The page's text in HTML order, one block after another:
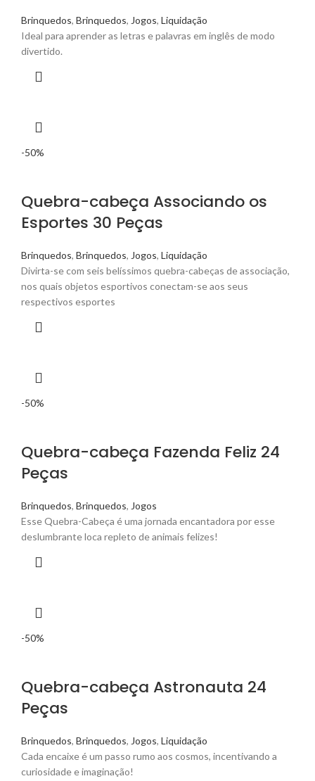
Brinquedos, Brinquedos, Jogos, Liquidação
Ideal para aprender as letras e palavras em inglês de modo
divertido.
-50%
Quebra-cabeça Associando os
Esportes 30 Peças
Brinquedos, Brinquedos, Jogos, Liquidação
Divirta-se com seis belíssimos quebra-cabeças de associação,
nos quais objetos esportivos conectam-se aos seus
respectivos esportes
-50%
Quebra-cabeça Fazenda Feliz 24
Peças
Brinquedos, Brinquedos, Jogos
Esse Quebra-Cabeça é uma jornada encantadora por esse
deslumbrante loca repleto de animais felizes!
-50%
Quebra-cabeça Astronauta 24
Peças
Brinquedos, Brinquedos, Jogos, Liquidação
Cada encaixe é um passo rumo aos cosmos, incentivando a
curiosidade e imaginação!